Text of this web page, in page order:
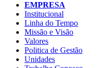
EMPRESA
Institucional
Linha do Tempo
Missão e Visão
Valores
Politica de Gestão
Unidades